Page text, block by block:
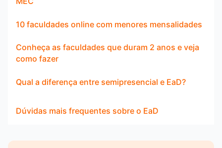
10 faculdades online com menores mensalidades
Conheça as faculdades que duram 2 anos e veja
como fazer
Qual a diferença entre semipresencial e EaD?
Dúvidas mais frequentes sobre o EaD